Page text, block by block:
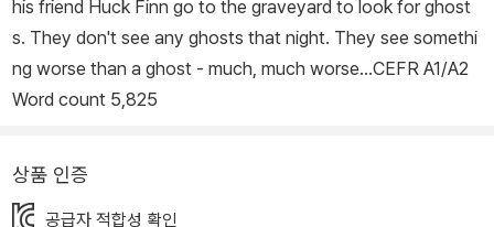
his friend Huck Finn go to the graveyard to look for ghost
s. They don't see any ghosts that night. They see somethi
ng worse than a ghost - much, much worse...CEFR A1/A2
Word count 5,825
상품 인증
공급자 적합성 확인